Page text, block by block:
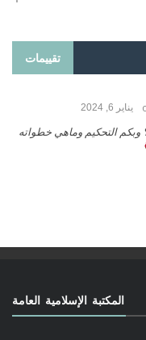
تقييمات
2026
بنشر كتابي معكم
المكتبة الإسلامية العامة